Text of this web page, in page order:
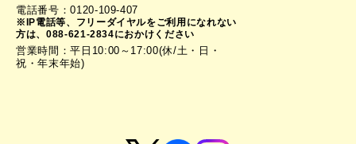
電話番号：0120-109-407
※IP電話等、フリーダイヤルをご利用になれない
方は、088-621-2834におかけください
営業時間：平日10:00～17:00(休/土・日・
祝・年末年始)